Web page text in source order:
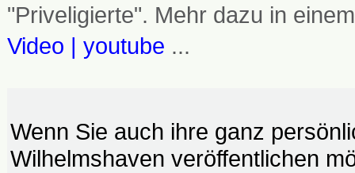
"Priveligierte". Mehr dazu in
Video | youtube ...
Wenn Sie auch ihre ganz
Wilhelmshaven veröffentlichen